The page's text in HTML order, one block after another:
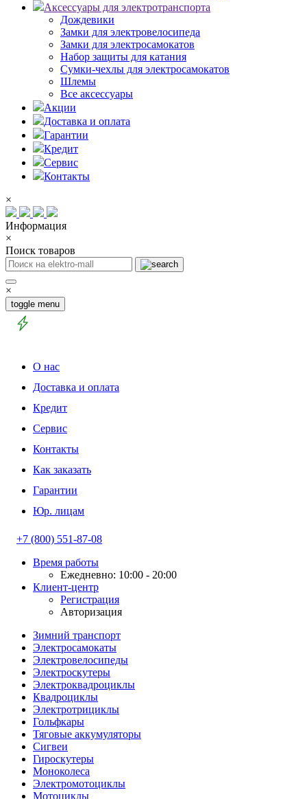
Аксессуары для электротранспорта
Дождевики
Замки для электровелосипеда
Замки для электросамокатов
Набор защиты для катания
Сумки-чехлы для электросамокатов
Шлемы
Все аксессуары
Акции
Доставка и оплата
Гарантии
Кредит
Сервис
Контакты
×
Информация
×
Поиск товаров
×
toggle menu
О нас
Доставка и оплата
Кредит
Сервис
Контакты
Как заказать
Гарантии
Юр. лицам
+7 (800) 551-87-08
Время работы
Ежедневно: 10:00 - 20:00
Клиент-центр
Регистрация
Авторизация
Зимний транспорт
Электросамокаты
Электровелосипеды
Электроскутеры
Электроквадроциклы
Квадроциклы
Электротрициклы
Гольфкары
Тяговые аккумуляторы
Сигвеи
Гироскутеры
Моноколеса
Электромотоциклы
Мотоциклы